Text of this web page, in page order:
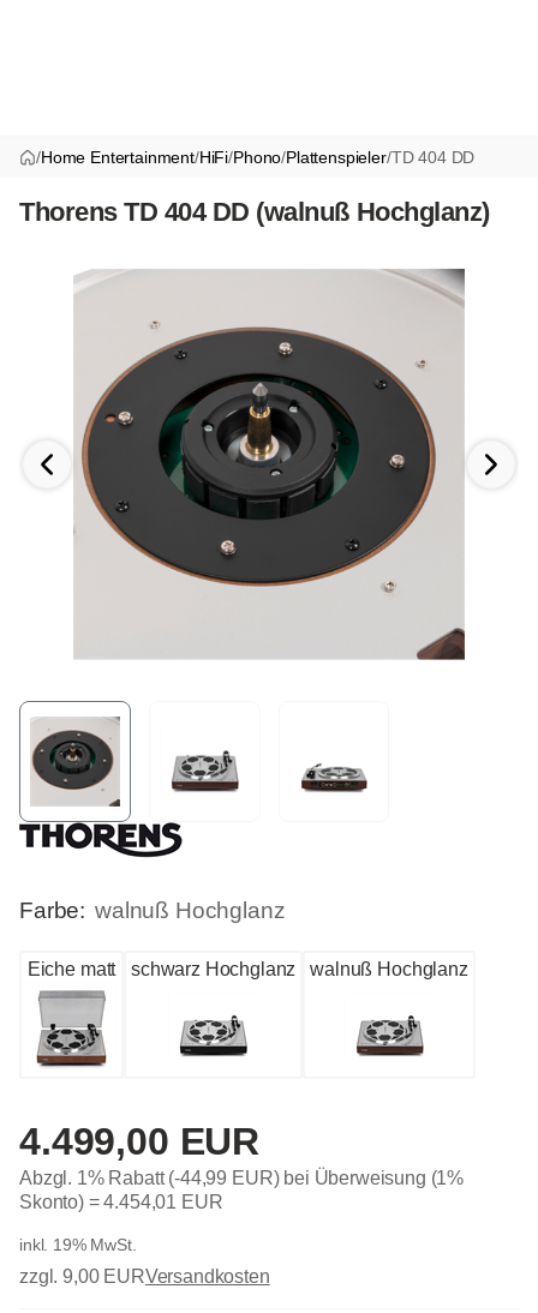
/Home Entertainment/HiFi/Phono/Plattenspieler/TD 404 DD
Thorens TD 404 DD (walnuß Hochglanz)
Farbe: walnuß Hochglanz
Eiche matt schwarz Hochglanz walnuß Hochglanz
4.499,00 EUR
Abzgl. 1% Rabatt (-44,99 EUR) bei Überweisung (1%
Skonto) =4.454,01 EUR
inkl. 19% MwSt.
zzgl. 9,00 EURVersandkosten